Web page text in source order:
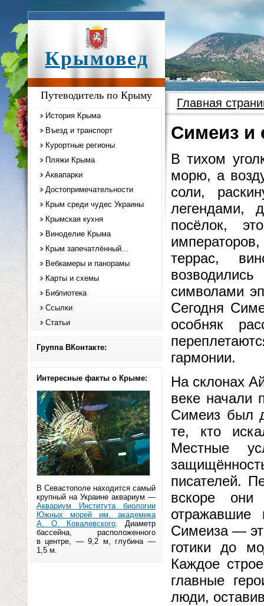
Крымовед
Путеводитель по Крыму
История Крыма
Въезд и транспорт
Курортные регионы
Пляжи Крыма
Аквапарки
Достопримечательности
Крым среди чудес Украины
Крымская кухня
Виноделие Крыма
Крым запечатлённый...
Вебкамеры и панорамы
Карты и схемы
Библиотека
Ссылки
Статьи
Группа ВКонтакте:
Интересные факты о Крыме:
В Севастополе находится самый
крупный на Украине аквариум —
Аквариум Института биологии
Южных морей им. академика
А. О. Ковалевского. Диаметр
бассейна, расположенного
в центре, — 9,2 м, глубина —
1,5 м.
Главная
Симеиз и
В тихом
морю, а
соли,
легендами,
посёлок,
террас,
символами
Сегодня
особняк
гармонии.
На склонах
веке начали
Симеиз был
те, кто
Местные
писателей.
вскоре
отражавшие
Симеиза —
готики до
Каждое
главные
люди,